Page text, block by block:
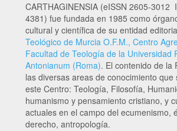
CARTHAGINENSIA (eISSN 2605-3012
4381) fue fundada en 1985 como
cultural y científica de su entidad
Teológico de Murcia O.F.M., Centro
Facultad de Teología de la Universidad
Antonianum (Roma). El contenido de la
las diversas areas de conocimiento que
este Centro: Teología, Filosofía,
humanismo y pensamiento cristiano, y
actuales en el campo del ecumenismo,
derecho, antropología.